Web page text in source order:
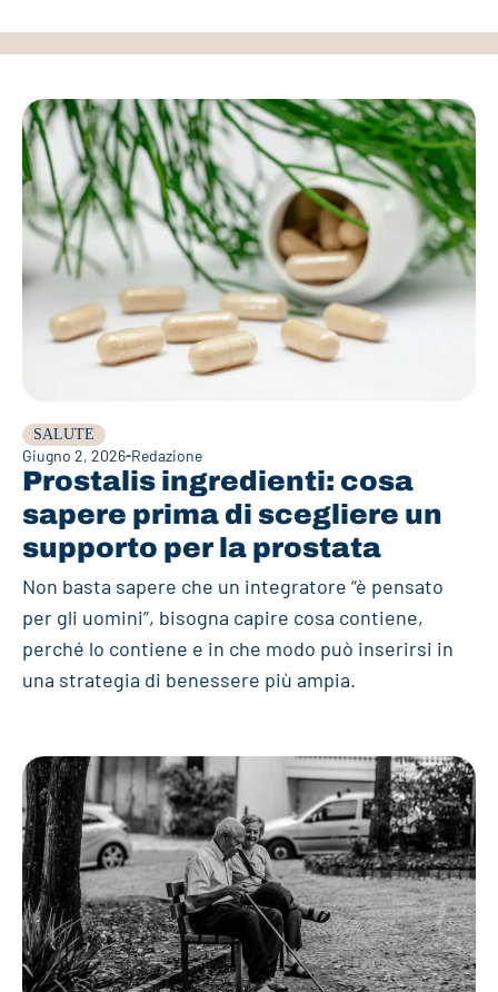
SALUTE
Giugno 2, 2026 Redazione
Prostalis ingredienti: cosa
sapere prima di scegliere un
supporto per la prostata
Non basta sapere che un integratore “è pensato
per gli uomini”, bisogna capire cosa contiene,
perché lo contiene e in che modo può inserirsi in
una strategia di benessere più ampia.